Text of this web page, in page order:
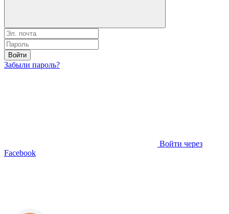
Войти
Забыли пароль?
Войти через
Facebook